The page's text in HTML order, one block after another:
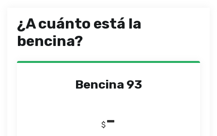
¿A cuánto está la
bencina?
Bencina 93
$-